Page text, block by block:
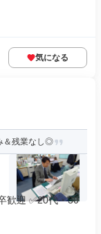
気になる
＆残業なし◎
歓迎 ✅20代・30